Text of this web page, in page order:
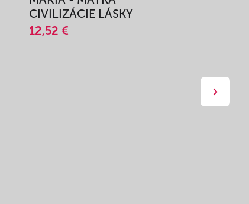
CIVILIZÁCIE LÁSKY
12,52 €